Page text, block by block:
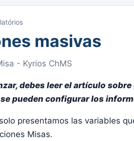
masivas
- Kyrios ChMS
debes leer el artículo sobre
pueden configurar los
presentamos las variables
Misas.